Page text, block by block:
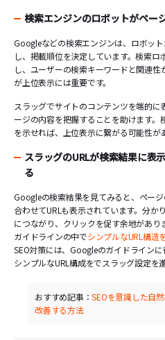
検索エンジンのロボットがペー
Googleなどの検索エンジンは、ロボッ
し、掲載順位を決定しています。検索
し、ユーザーの検索キーワードと関連
が上位表示には重要です。
スラッグでサイトのコンテンツを端的
ージの内容を把握することを助けます。
を示せれば、上位表示に繋がる可能性が
スラッグのURLが検索結果に表
る
Googleの検索結果を見てみると、ペー
合わせてURLも表示されています。分か
につながり、クリックを促す余地があ
ガイドラインの中でシンプルなURL構造
SEO対策には、Googleのガイドラインに
シンプルなURL構成をでスラッグ設定を
おすすめ記事：SEOを意識した自
改善する方法